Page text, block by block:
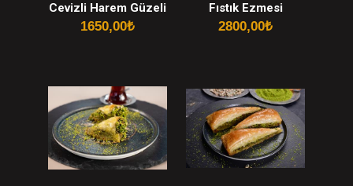
Cevizli Harem Güzeli
1650,00₺
Fıstık Ezmesi
2800,00₺